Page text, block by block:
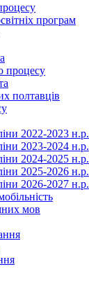
програм
процесу
полтавців
2022-2023 н.р.
2023-2024 н.р.
2024-2025 н.р.
2025-2026 н.р.
2026-2027 н.р.
мов